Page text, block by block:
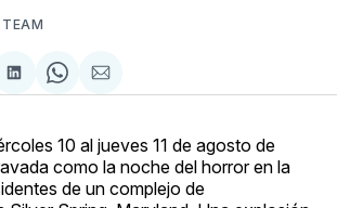
Compartir
en
Share
on
Compartir
via
10 al jueves 11 de agosto de
como la noche del horror en la
de un complejo de